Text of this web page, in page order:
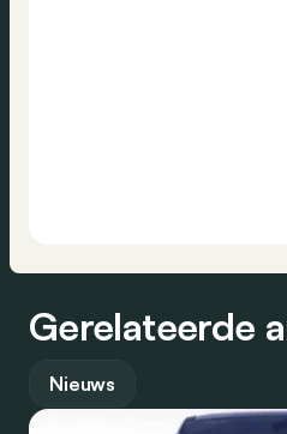
Gerelateerde
Nieuws